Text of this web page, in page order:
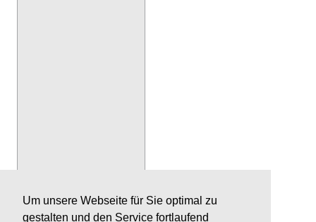
Um unsere Webseite für Sie optimal zu
gestalten und den Service fortlaufend